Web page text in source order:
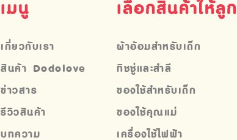
เมนู
เกี่ยวกับเรา
สินค้า Dodolove
ข่าวสาร
รีวิวสินค้า
บทความ
เลือกสินค้าให้ลูก
ผ้าอ้อมสำหรับเด็ก
ทิชชู่และสำลี
ของใช้สำหรับเด็ก
ของใช้คุณแม่
เครื่องใช้ไฟฟ้า